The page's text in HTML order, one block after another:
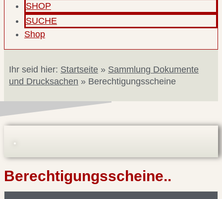
SHOP
SUCHE
Shop
Ihr seid hier: Startseite » Sammlung Dokumente
und Drucksachen » Berechtigungsscheine
Berechtigungsscheine..